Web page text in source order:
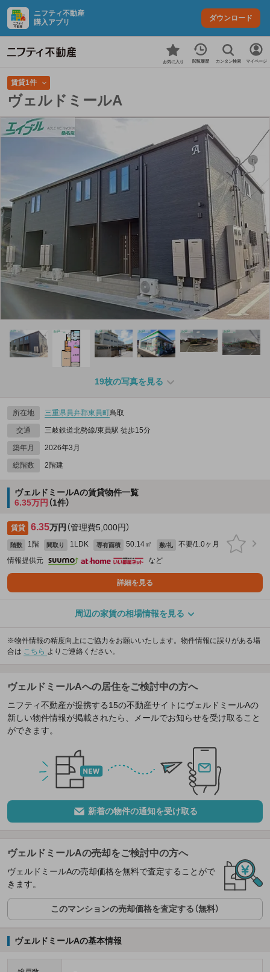
ニフティ不動産
購入アプリ
ダウンロード
お気に入り 閲覧履歴 カンタン検索 マイページ
賃貸1件
ヴェルドミールA
19枚の写真を見る
所在地 三重県員弁郡東員町鳥取
交通 三岐鉄道北勢線/東員駅 徒歩15分
築年月 2026年3月
総階数 2階建
ヴェルドミールAの賃貸物件一覧
6.35万円 （1件）
賃貸 6.35万円 （管理費5,000円）
階数 1階 間取り 1LDK 専有面積 50.14㎡ 敷/礼
不要/1.0ヶ月
情報提供元
など
詳細を見る
周辺の家賃の相場情報を見る
※物件情報の精度向上にご協力をお願いいたします。物件情報に誤りがある場
合は こちら よりご連絡ください。
ヴェルドミールAへの居住をご検討中の方へ
ニフティ不動産が提携する15の不動産サイトにヴェルドミールAの
新しい物件情報が掲載されたら、メールでお知らせを受け取ること
ができます。
新着の物件の通知を受け取る
ヴェルドミールAの売却をご検討中の方へ
ヴェルドミールAの売却価格を無料で査定することがで
きます。
このマンションの売却価格を査定する（無料）
ヴェルドミールAの基本情報